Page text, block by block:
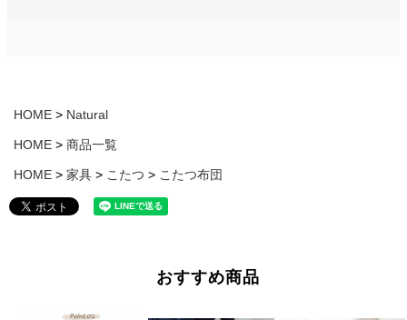
HOME Natural
HOME 商品一覧
HOME 家具 こたつ こたつ布団
おすすめ商品